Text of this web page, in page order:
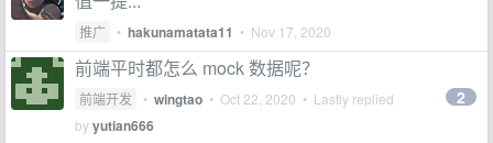
推广 • hakunamatata11 • Nov 17, 2020
前端平时都怎么 mock 数据呢？
前端开发 • wingtao • Oct 22, 2020 • Lastly replied
byyutian666
2